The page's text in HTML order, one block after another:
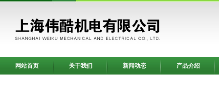
网站首页 关于我们 新闻动态 产品介绍